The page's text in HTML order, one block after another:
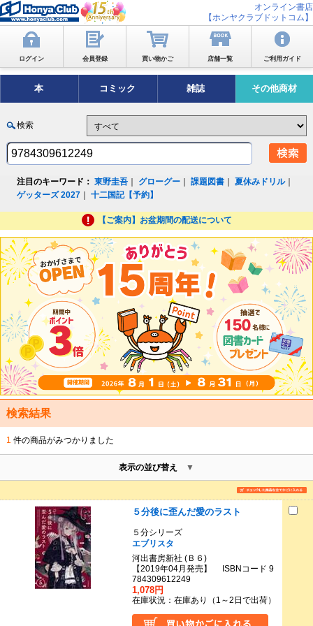
オンライン書店
【ホンヤクラブドットコム】
ログイン 会員登録 買い物かご 店舗一覧 ご利用ガイド
本 コミック 雑誌 その他商材
検索
注目のキーワード： 東野圭吾 グローグー ｜課題図書 ｜夏休みドリル｜
ゲッターズ 2027 ｜十二国記【予約】
【ご案内】お盆期間の配送について
検索結果
1 件の商品がみつかりました
表示の並び替え
５分後に歪んだ愛のラスト
５分シリーズ
エブリスタ
河出書房新社 (Ｂ６)
【2019年04月発売】 ISBNコード 9
784309612249
1,078円
在庫状況：在庫あり（1～2日で出荷）